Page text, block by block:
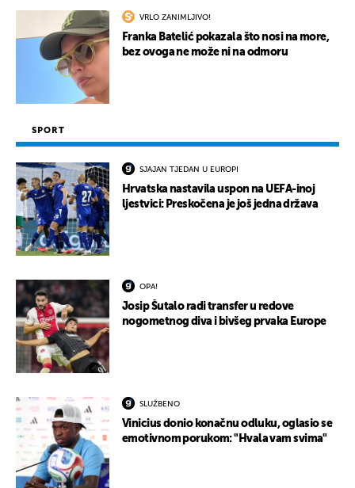
VRLO ZANIMLJIVO!
Franka Batelić pokazala što nosi na more,
bez ovoga ne može ni na odmoru
SPORT
SJAJAN TJEDAN U EUROPI
Hrvatska nastavila uspon na UEFA-inoj
ljestvici: Preskočena je još jedna država
OPA!
Josip Šutalo radi transfer u redove
nogometnog diva i bivšeg prvaka Europe
SLUŽBENO
Vinicius donio konačnu odluku, oglasio se
emotivnom porukom: "Hvala vam svima"